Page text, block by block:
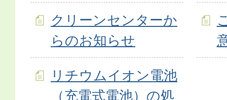
クリーンセンターか
らのお知らせ
リチウムイオン電池
（充電式電池）の処